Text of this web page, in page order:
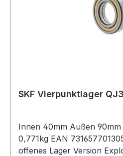
Innen 40mm Außen
0,771kg EAN
offenes Lager Version